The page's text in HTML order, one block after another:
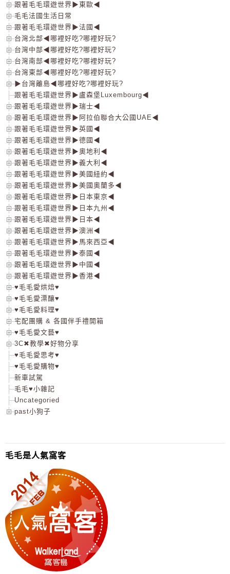
跟著毛毛環遊世界▶東歐◀
毛毛法國生活日常
跟著毛毛環遊世界▶法國◀
台灣北部◀哪裡好吃?哪裡好玩?
台灣中部◀哪裡好吃?哪裡好玩?
台灣南部◀哪裡好吃?哪裡好玩?
台灣東部◀哪裡好吃?哪裡好玩?
▶台灣離島◀哪裡好吃?哪裡好玩?
跟著毛毛環遊世界▶盧森堡Luxembourg◀
跟著毛毛環遊世界▶瑞士◀
跟著毛毛環遊世界▶阿拉伯聯合大公國UAE◀
跟著毛毛環遊世界▶英國◀
跟著毛毛環遊世界▶德國◀
跟著毛毛環遊世界▶奧地利◀
跟著毛毛環遊世界▶義大利◀
跟著毛毛環遊世界▶美國紐約◀
跟著毛毛環遊世界▶美國奧蘭多◀
跟著毛毛環遊世界▶日本東京◀
跟著毛毛環遊世界▶日本九州◀
跟著毛毛環遊世界▶日本◀
跟著毛毛環遊世界▶澳洲◀
跟著毛毛環遊世界▶馬來西亞◀
跟著毛毛環遊世界▶泰國◀
跟著毛毛環遊世界▶中國◀
跟著毛毛環遊世界▶香港◀
♥毛毛愛烘焙♥
♥毛毛愛漂釀♥
♥毛毛愛料理♥
宅配團購 & 各國伴手禮開箱
♥毛毛愛文藝♥
3C✖教學✖好物分享
♥毛毛愛思考♥
♥毛毛愛購物♥
新車試駕
毛毛♥小雜記
Uncategoried
past小狗子
毛毛是人氣窩客